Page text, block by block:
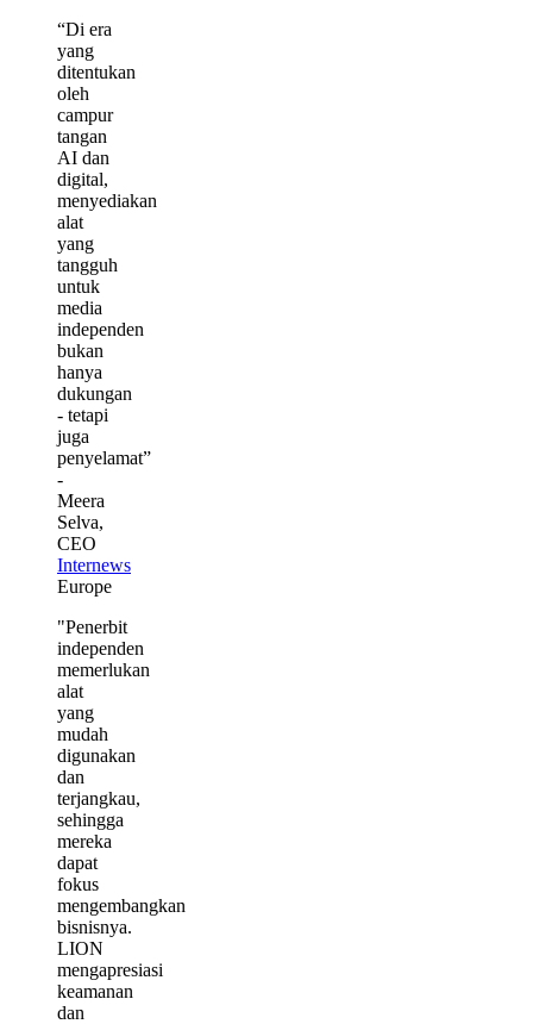
“Di era
yang
ditentukan
oleh
campur
tangan
AI dan
digital,
menyediakan
alat
yang
tangguh
untuk
media
independen
bukan
hanya
dukungan
- tetapi
juga
penyelamat”
-
Meera
Selva,
CEO
Internews
Europe
"Penerbit
independen
memerlukan
alat
yang
mudah
digunakan
dan
terjangkau,
sehingga
mereka
dapat
fokus
mengembangkan
bisnisnya.
LION
mengapresiasi
keamanan
dan